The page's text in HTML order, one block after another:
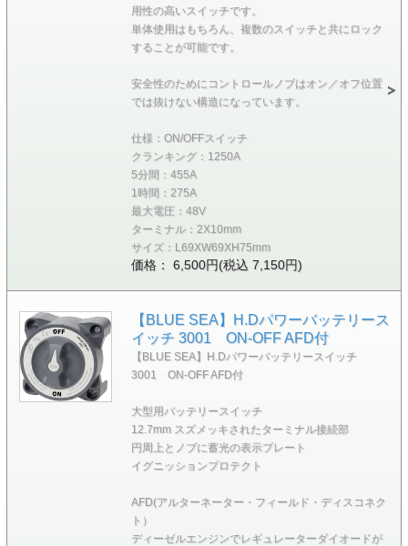
用性の高いスイッチです。
単体使用はもちろん、複数のスイッチと共にロック
することが可能です。
安全性のためにコントロールノブはオン／オフ位置
では抜けない構造になっています。
仕様：ON/OFFスイッチ
クランキング：1250A
5分間：455A
1時間：275A
最大電圧：48V
ターミナル：2X10mm
サイズ：L69XW69XH75mm
価格： 6,500円(税込 7,150円)
【BLUE SEA】H.Dパワーバッテリース
イッチ 3001 ON-OFF AFD付
【BLUE SEA】H.Dパワーバッテリースイッチ
3001 ON-OFF AFD付
大型用バッテリースイッチ
12.7mm スズメッキされたターミナル接続部
円周上とノブに蓄光の表示プレート
イグニッションプロテクト
AFD(アルターネーター・フィールド・ディスコネク
ト）
ディーゼルエンジンでレギュレーターダイオードが